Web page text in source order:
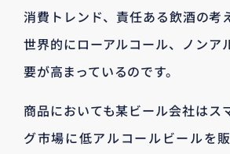
消費トレンド、責任ある飲酒の考
世界的にローアルコール、ノンア
要が高まっているのです。
商品においても某ビール会社はス
グ市場に低アルコールビールを